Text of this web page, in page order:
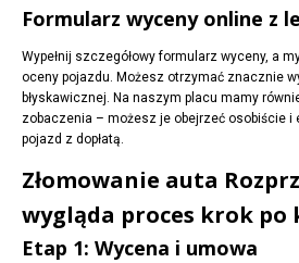
Formularz wyceny online z
Wypełnij szczegółowy formularz wyceny, a
oceny pojazdu. Możesz otrzymać znacznie
błyskawicznej. Na naszym placu mamy
zobaczenia – możesz je obejrzeć osobiście i
pojazd z dopłatą.
Złomowanie auta
wygląda proces krok po
Etap 1: Wycena i umowa